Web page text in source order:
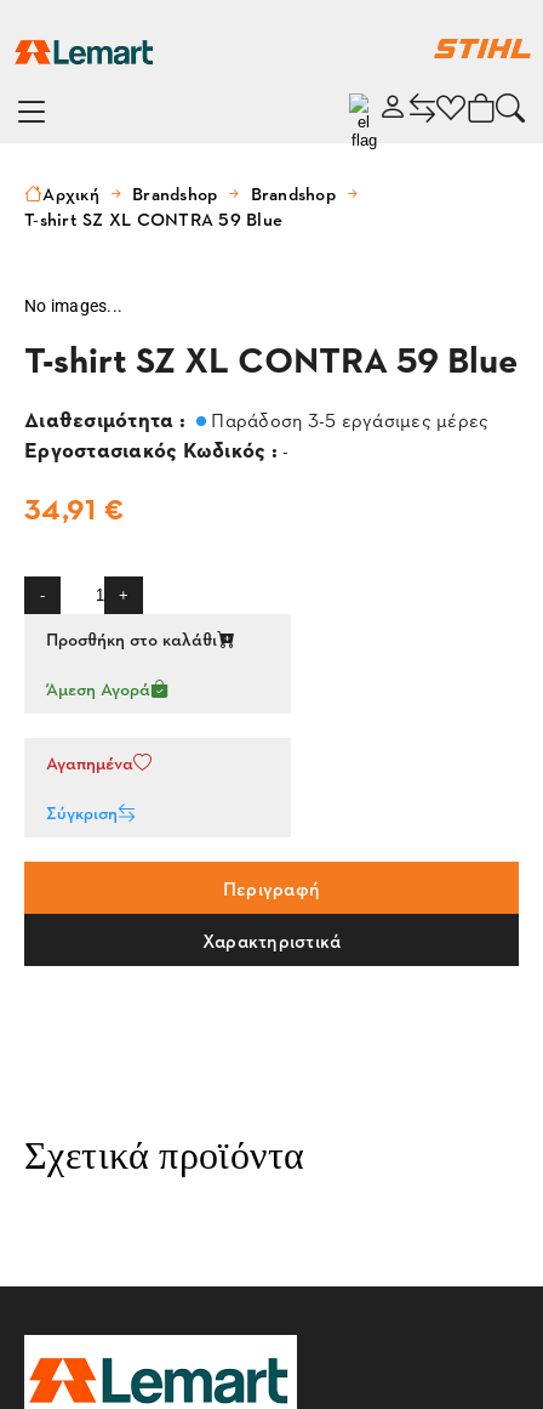
Αρχική Brandshop
Brandshop
T-shirt SZ XL CONTRA 59 Blue
No images...
T-shirt SZ XL CONTRA 59 Blue
Διαθεσιμότητα : Παράδοση 3-5 εργάσιμες μέρες
Εργοστασιακός Κωδικός : -
34,91 €
- +
Προσθήκη στο καλάθι
Άμεση Αγορά
Αγαπημένα
Σύγκριση
Περιγραφή
Χαρακτηριστικά
Σχετικά προϊόντα